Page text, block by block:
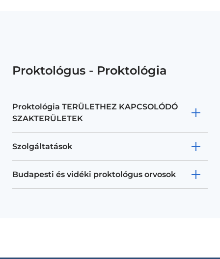
Proktológus - Proktológia
Proktológia TERÜLETHEZ KAPCSOLÓDÓ
SZAKTERÜLETEK
Szolgáltatások
Budapesti és vidéki proktológus orvosok